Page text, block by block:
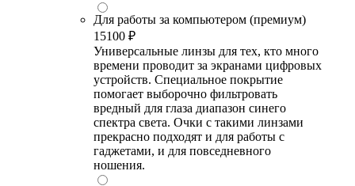
Для работы за компьютером (премиум)
15100 ₽
Универсальные линзы для тех, кто много
времени проводит за экранами цифровых
устройств. Специальное покрытие
помогает выборочно фильтровать
вредный для глаза диапазон синего
спектра света. Очки с такими линзами
прекрасно подходят и для работы с
гаджетами, и для повседневного
ношения.